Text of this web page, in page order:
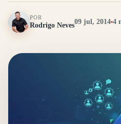
POR
Rodrigo Neves09 jul, 2014 4